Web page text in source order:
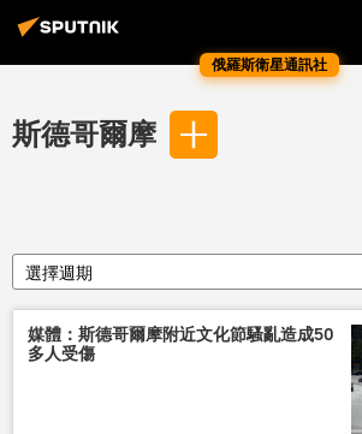
俄羅斯衛星通訊社
斯德哥爾摩
選擇週期
媒體：斯德哥爾摩附近文化節騷亂造成50
多人受傷